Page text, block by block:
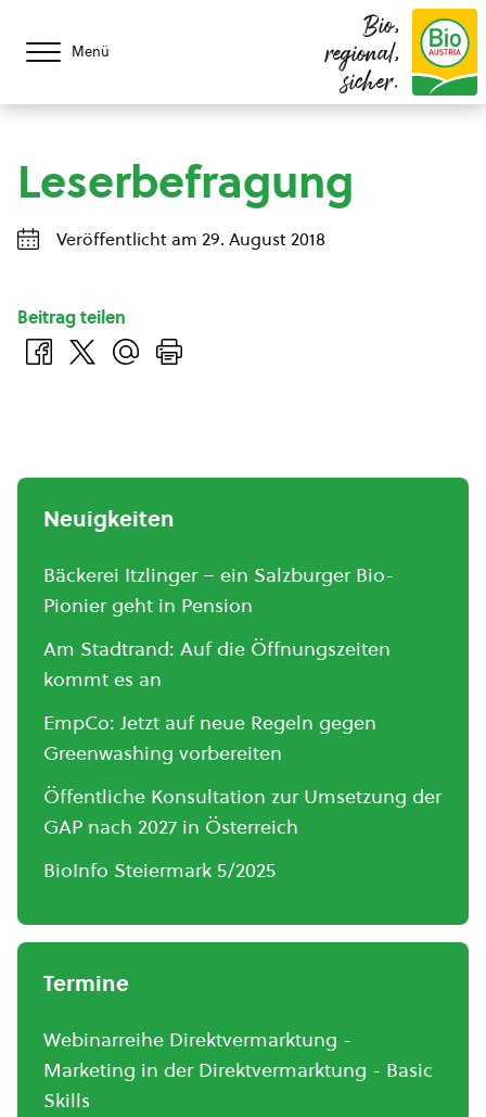
Menü
Bio,
regional,
sicher.
Leserbefragung
Veröffentlicht am 29. August 2018
Beitrag teilen
Neuigkeiten
Bäckerei Itzlinger – ein Salzburger Bio-
Pionier geht in Pension
Am Stadtrand: Auf die Öffnungszeiten
kommt es an
EmpCo: Jetzt auf neue Regeln gegen
Greenwashing vorbereiten
Öffentliche Konsultation zur Umsetzung der
GAP nach 2027 in Österreich
BioInfo Steiermark 5/2025
Termine
Webinarreihe Direktvermarktung -
Marketing in der Direktvermarktung - Basic
Skills